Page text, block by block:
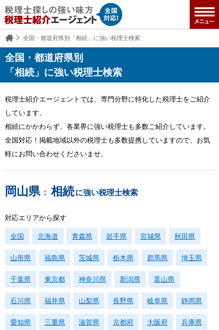
全国・都道府県別「相続」に強い税理士検索
全国・都道府県別
「相続」に強い税理士検索
税理士紹介エージェントでは、専門分野に特化した税理士をご紹介
しています。
相続にかかわらず、各業界に強い税理士も多数ご紹介しています。
全国対応！掲載地域以外の税理士も多数提携していますので、お気
軽にお問い合わせくださいませ。
岡山県 ： 相続に強い税理士検索
対応エリアから探す
全国 北海道 青森県 岩手県 宮城県 秋田県
山形県 福島県 茨城県 栃木県 群馬県 埼玉県
千葉県 東京都 神奈川県 新潟県 富山県
石川県 福井県 山梨県 長野県 岐阜県 静岡県
愛知県 三重県 滋賀県 京都府 大阪府 兵庫県